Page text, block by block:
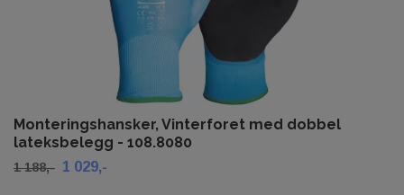
Monteringshansker, Vinterforet med dobbel
lateksbelegg - 108.8080
1 188,- 1 029,-